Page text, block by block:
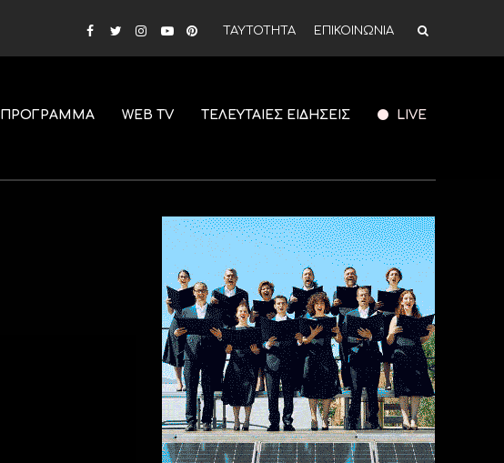
ΤΑΥΤΟΤΗΤΑ ΕΠΙΚΟΙΝΩΝΙΑ
ΠΡΟΓΡΑΜΜΑ WEB TV ΤΕΛΕΥΤΑΙΕΣ ΕΙΔΗΣΕΙΣ LIVE